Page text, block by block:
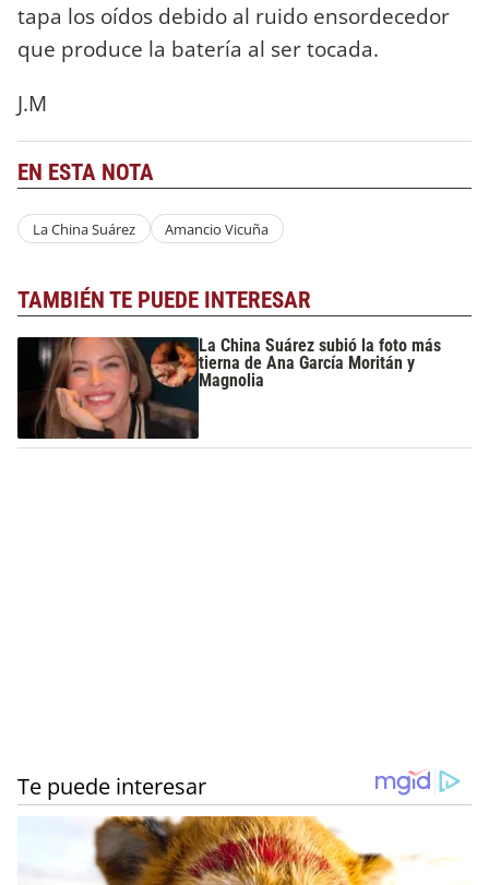
tapa los oídos debido al ruido ensordecedor
que produce la batería al ser tocada.
J.M
EN ESTA NOTA
La China Suárez Amancio Vicuña
TAMBIÉN TE PUEDE INTERESAR
La China Suárez subió la foto más
tierna de Ana García Moritán y
Magnolia